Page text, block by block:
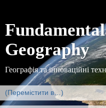
Geography
Географія та інноваційні